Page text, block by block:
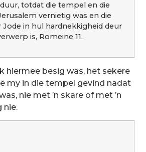
totdat die tempel en die
vernietig was en die
Jode in hul hardnekkigheid deur
is, Romeine 11.
hiermee besig was, het sekere
my in die tempel gevind nadat
nie met ’n skare of met ’n
nie.